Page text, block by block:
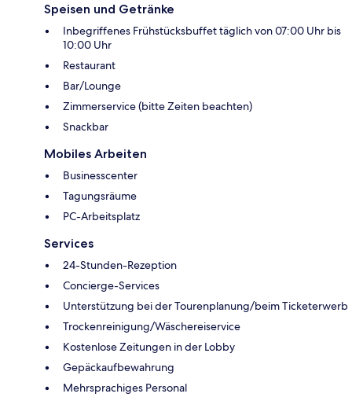
Speisen und Getränke
Inbegriffenes Frühstücksbuffet täglich von 07:00 Uhr bis
10:00 Uhr
Restaurant
Bar/Lounge
Zimmerservice (bitte Zeiten beachten)
Snackbar
Mobiles Arbeiten
Businesscenter
Tagungsräume
PC-Arbeitsplatz
Services
24-Stunden-Rezeption
Concierge-Services
Unterstützung bei der Tourenplanung/beim Ticketerwerb
Trockenreinigung/Wäschereiservice
Kostenlose Zeitungen in der Lobby
Gepäckaufbewahrung
Mehrsprachiges Personal